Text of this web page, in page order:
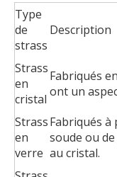
Type
de
strass
Description
Strass
en
cristal
Fabriqués
ont un
Strass
en
verre
Fabriqués à
soude ou
au cristal.